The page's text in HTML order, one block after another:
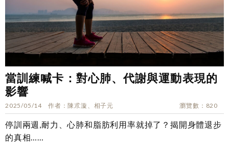
當訓練喊卡：對心肺、代謝與運動表現的
影響
2025/05/14 作者 陳朮漩、相子元 瀏覽數 820
停訓兩週,耐力、心肺和脂肪利用率就掉了？揭開身體退步
的真相……